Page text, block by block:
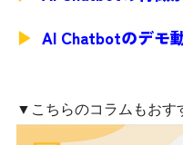
︎AI Chatbotのデモ
▼こちらのコラムもおす